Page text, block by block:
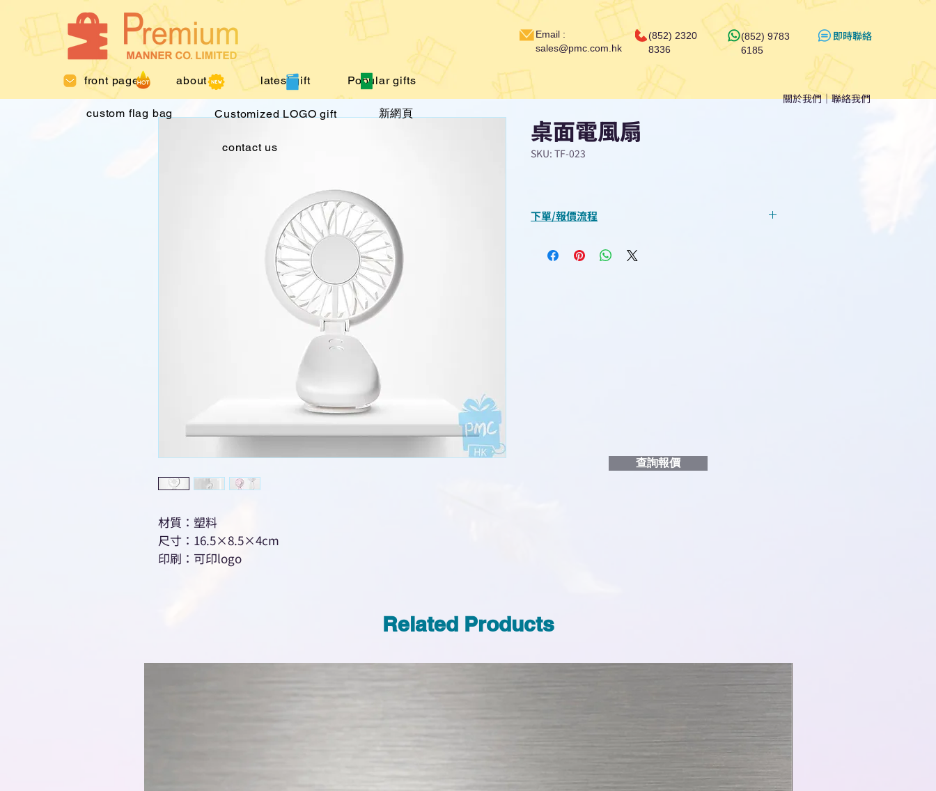
front page about us latest gift Popular gifts
custom flag bag Customized LOGO gift 新網頁
contact us
Email :
sales@pmc.com.hk
(852) 2320
8336
(852) 9783
6185
​即時聯絡
關於我們｜聯絡我們
材質：塑料
尺寸：16.5×8.5×4cm
印刷：可印logo
桌面電風扇
SKU: TF-023
下單/報價流程
查詢或報價”
查詢報價
Related Products